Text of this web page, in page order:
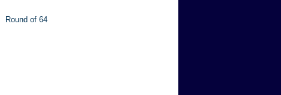
Round of 64